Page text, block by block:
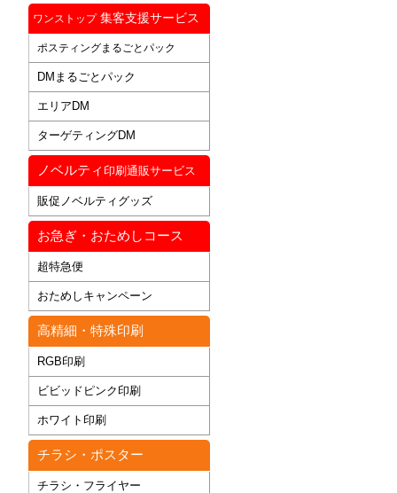
ワンストップ集客支援サービス
ポスティングまるごとパック
DMまるごとパック
エリアDM
ターゲティングDM
ノベルティ 印刷通販サービス
販促ノベルティグッズ
お急ぎ・おためしコース
超特急便
おためしキャンペーン
高精細・特殊印刷
RGB印刷
ビビッドピンク印刷
ホワイト印刷
チラシ・ポスター
チラシ・フライヤー